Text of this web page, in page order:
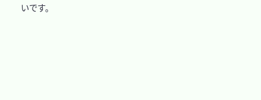
いです。